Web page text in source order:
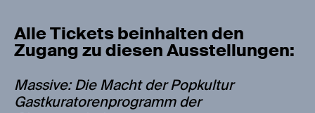
Alle Tickets beinhalten den
Zugang zu diesen Ausstellungen:
Massive: Die Macht der Popkultur
Gastkuratorenprogramm der